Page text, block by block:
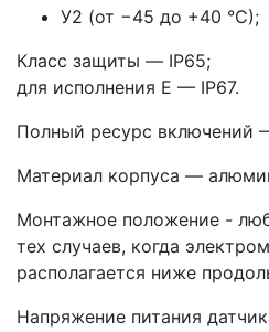
У2 (от −45 до +40 °С);
Класс защиты — IP65;
для исполнения Е — IP67.
Полный ресурс включений
Материал корпуса —
Монтажное положение -
тех случаев, когда
располагается ниже
Напряжение питания